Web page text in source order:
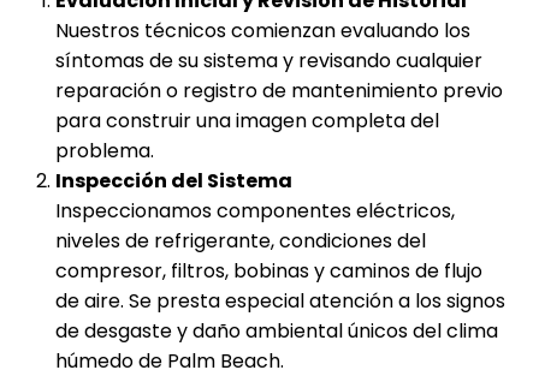
Nuestros técnicos comienzan evaluando los
síntomas de su sistema y revisando cualquier
reparación o registro de mantenimiento previo
para construir una imagen completa del
problema.
Inspección del Sistema
Inspeccionamos componentes eléctricos,
niveles de refrigerante, condiciones del
compresor, filtros, bobinas y caminos de flujo
de aire. Se presta especial atención a los signos
de desgaste y daño ambiental únicos del clima
húmedo de Palm Beach.